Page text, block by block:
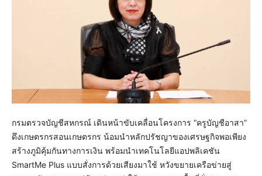
กรมตรวจบัญชีสหกรณ์ เดินหน้าขับเคลื่อนโครงการ “ครูบัญชีอาสา”
ดึงเกษตรกรสอนเกษตรกร น้อมนำหลักปรัชญาของเศรษฐกิจพอเพียง
สร้างภูมิคุ้มกันทางการเงิน พร้อมนำเทคโนโลยีแอปพลิเคชัน
SmartMe Plus แบบสั่งการด้วยเสียงมาใช้ หวังขยายเครือข่ายสู่